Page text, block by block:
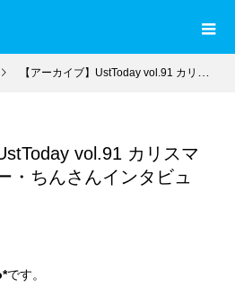
【アーカイブ】UstToday vol.91 カリスマポッドキャスター・ちんさんインタビュー
vol.91 カリスマ
・ちんさんインタビュ
です。